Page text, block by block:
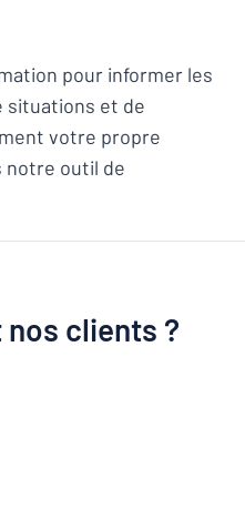
pour informer les
situations et de
votre propre
notre outil de
nos clients ?